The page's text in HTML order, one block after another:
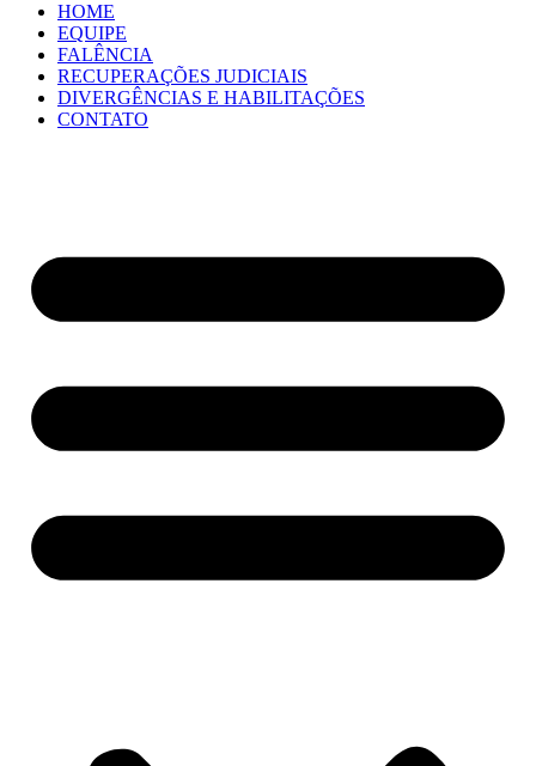
HOME
EQUIPE
FALÊNCIA
RECUPERAÇÕES JUDICIAIS
DIVERGÊNCIAS E HABILITAÇÕES
CONTATO